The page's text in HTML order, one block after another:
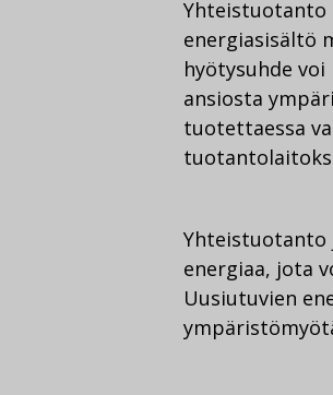
Yhteistuotanto
energiasisältö
hyötysuhde
ansiosta
tuotettaessa
Yhteistuotanto
energiaa, jota
Uusiutuvien